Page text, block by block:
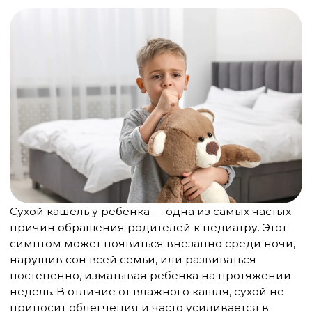
нарушив сон всей семьи, или развиваться
приносит облегчения и часто усиливается в
горизонтальном положении, что делает его
Многие родители теряются, столкнувшись с
упорным сухим кашлем у своего ребёнка.
Кажется, что все домашние средства бессильны,
а кашель только усиливается. Важно понимать,
что сухой кашель — это не болезнь, а симптом,
который может указывать на различные
состояния: от банальной простуды до серьёзных
заболеваний дыхательной системы.
Современная педиатрия располагает широким
арсеналом средств для диагностики и лечения
сухого кашля у детей. Однако успех терапии во
многом зависит от правильного определения
причины кашля и выбора адекватного лечения.
Самолечение может не только оказаться
неэффективным, но и навредить ребёнку,
особенно если речь идёт о малышах первых лет
жизни.
Особенность детского кашля в том, что